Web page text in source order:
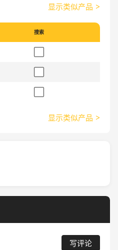
显示类似产品 >
搜索
显示类似产品 >
写评论